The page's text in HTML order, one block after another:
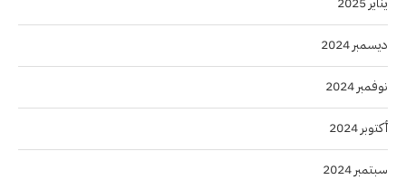
ديسمبر 2024
نوفمبر 2024
أكتوبر 2024
سبتمبر 2024